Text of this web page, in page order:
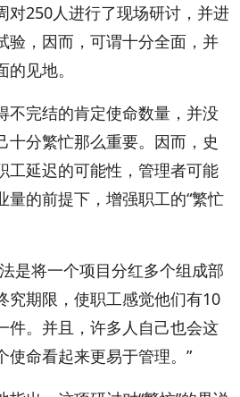
对250人进行了现场研讨，并进
验，因而，可谓十分全面，并
见地。
完结的肯定使命数量，并没
十分繁忙那么重要。因而，史
工延迟的可能性，管理者可能
量的前提下，增强职工的“繁忙
将一个项目分红多个组成部
究期限，使职工感觉他们有10
件。并且，许多人自己也会这
使命看起来更易于管理。”